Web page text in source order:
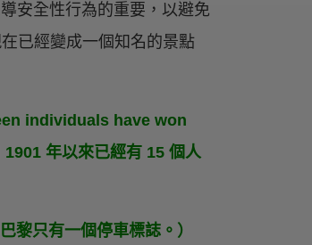
安全性行為的重要，以避免
已經變成一個知名的景點
individuals have won
年以來已經有 15 個人
只有一個停車標誌。）